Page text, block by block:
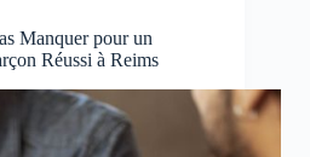
Manquer pour un
Réussi à Reims